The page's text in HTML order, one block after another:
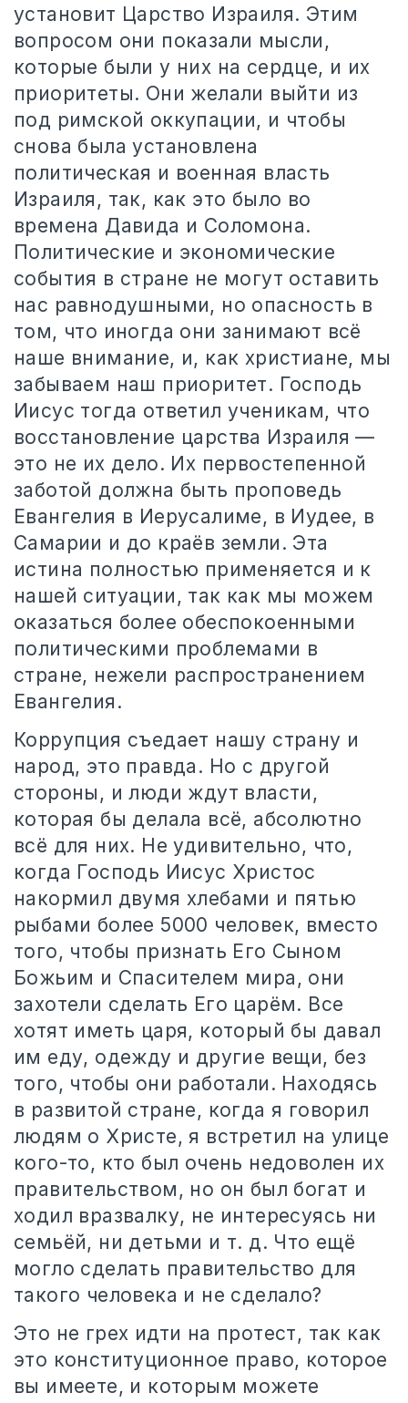
установит Царство Израиля. Этим
вопросом они показали мысли,
которые были у них на сердце, и их
приоритеты. Они желали выйти из
под римской оккупации, и чтобы
снова была установлена
политическая и военная власть
Израиля, так, как это было во
времена Давида и Соломона.
Политические и экономические
события в стране не могут оставить
нас равнодушными, но опасность в
том, что иногда они занимают всё
наше внимание, и, как христиане, мы
забываем наш приоритет. Господь
Иисус тогда ответил ученикам, что
восстановление царства Израиля —
это не их дело. Их первостепенной
заботой должна быть проповедь
Евангелия в Иерусалиме, в Иудее, в
Самарии и до краёв земли. Эта
истина полностью применяется и к
нашей ситуации, так как мы можем
оказаться более обеспокоенными
политическими проблемами в
стране, нежели распространением
Евангелия.
Коррупция съедает нашу страну и
народ, это правда. Но с другой
стороны, и люди ждут власти,
которая бы делала всё, абсолютно
всё для них. Не удивительно, что,
когда Господь Иисус Христос
накормил двумя хлебами и пятью
рыбами более 5000 человек, вместо
того, чтобы признать Его Сыном
Божьим и Спасителем мира, они
захотели сделать Его царём. Все
хотят иметь царя, который бы давал
им еду, одежду и другие вещи, без
того, чтобы они работали. Находясь
в развитой стране, когда я говорил
людям о Христе, я встретил на улице
кого-то, кто был очень недоволен их
правительством, но он был богат и
ходил вразвалку, не интересуясь ни
семьёй, ни детьми и т. д. Что ещё
могло сделать правительство для
такого человека и не сделало?
Это не грех идти на протест, так как
это конституционное право, которое
вы имеете, и которым можете